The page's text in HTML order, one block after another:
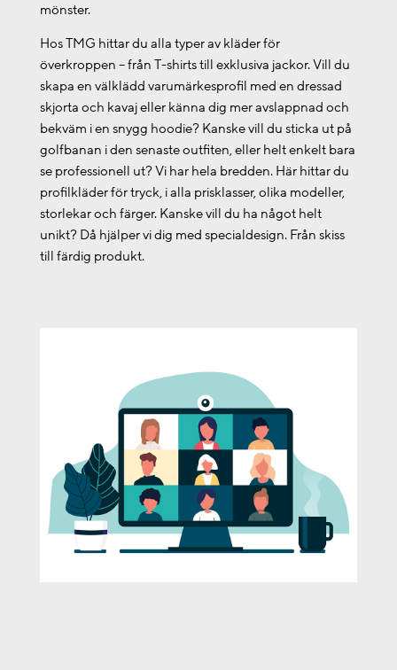
mönster.
Hos TMG hittar du alla typer av kläder för
överkroppen – från T-shirts till exklusiva jackor. Vill du
skapa en välklädd varumärkesprofil med en dressad
skjorta och kavaj eller känna dig mer avslappnad och
bekväm i en snygg hoodie? Kanske vill du sticka ut på
golfbanan i den senaste outfiten, eller helt enkelt bara
se professionell ut? Vi har hela bredden. Här hittar du
profilkläder för tryck, i alla prisklasser, olika modeller,
storlekar och färger. Kanske vill du ha något helt
unikt? Då hjälper vi dig med specialdesign. Från skiss
till färdig produkt.